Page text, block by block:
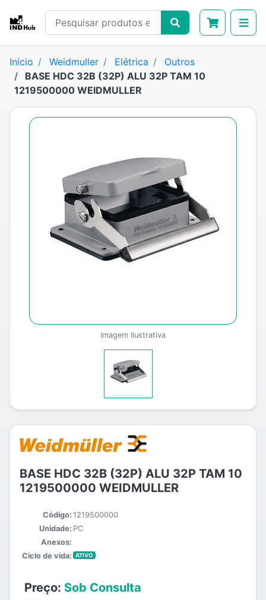
Início Weidmuller Elétrica
Outros
BASE HDC 32B (32P) ALU 32P TAM 10
1219500000 WEIDMULLER
Imagem Ilustrativa
BASE HDC 32B (32P) ALU 32P TAM 10
1219500000 WEIDMULLER
Código: 1219500000
Unidade: PC
Anexos:
Ciclo de vida:
ATIVO
Preço: Sob Consulta